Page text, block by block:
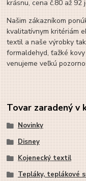
krásnu, cena č.80 až 92
Našim zákazníkom
kvalitatívnym kritériám
textil a naše výrobky
formaldehyd, ťažké
venujeme veľkú
Tovar zaradený v
Novinky
Disney
Kojenecký textil
Tepláky, teplákové